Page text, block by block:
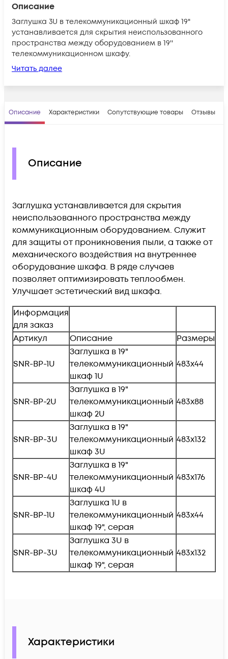
Описание
Заглушка 3U в телекоммуникационный шкаф 19"
устанавливается для скрытия неиспользованного
пространства между оборудованием в 19''
телекоммуникационном шкафу.
Читать далее
Описание Характеристики Сопутствующие товары Отзывы
Описание
Заглушка устанавливается для скрытия
неиспользованного пространства между
коммуникационным оборудованием. Служит
для защиты от проникновения пыли, а также от
механического воздействия на внутреннее
оборудование шкафа. В ряде случаев
позволяет оптимизировать теплообмен.
Улучшает эстетический вид шкафа.
Информация
для заказ
Артикул
Описание Размеры
SNR-BP-1U
Заглушка в 19"
телекоммуникационный
шкаф 1U
483х44
SNR-BP-2U
Заглушка в 19"
телекоммуникационный
шкаф 2U
483х88
SNR-BP-3U
Заглушка в 19"
телекоммуникационный
шкаф 3U
483х132
SNR-BP-4U
Заглушка в 19"
телекоммуникационный
шкаф 4U
483х176
SNR-BP-1U
Заглушка 1U в
телекоммуникационный
шкаф 19", серая
483х44
SNR-BP-3U
Заглушка 3U в
телекоммуникационный
шкаф 19", серая
483х132
Характеристики